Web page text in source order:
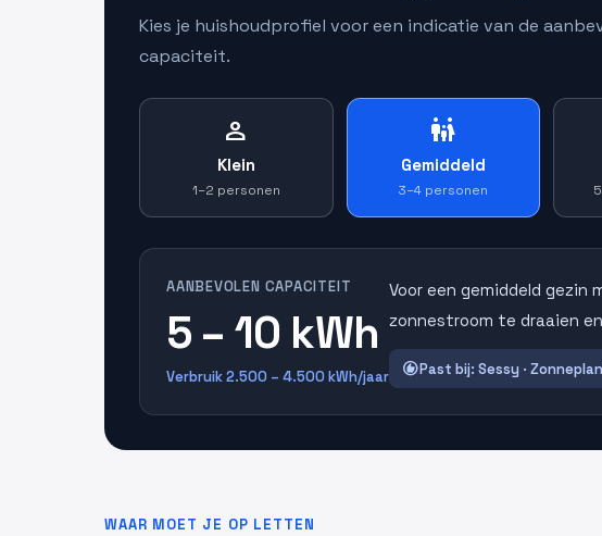
Kies je huishoudprofiel voor een indicatie van de
capaciteit.
person
Klein
1–2 personen
family_restroom
Gemiddeld
3–4 personen
AANBEVOLEN CAPACITEIT
5 – 10 kWh
Verbruik 2.500 – 4.500 kWh/jaar
Voor een gemiddeld gezin
zonnestroom te draaien
recommendPast bij: Sessy ·
WAAR MOET JE OP LETTEN